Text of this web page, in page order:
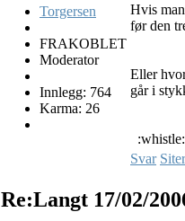
Torgersen
FRAKOBLET
Moderator
Innlegg: 764
Karma: 26
Hvis
før den
Eller
går i
:whistle:
Svar Siter
Re:Langt 17/02/